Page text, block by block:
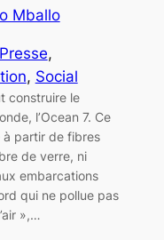
Mballo
, Social
construire le
l’Ocean 7. Ce
à partir de fibres
de verre, ni
embarcations
qui ne pollue pas
»,…